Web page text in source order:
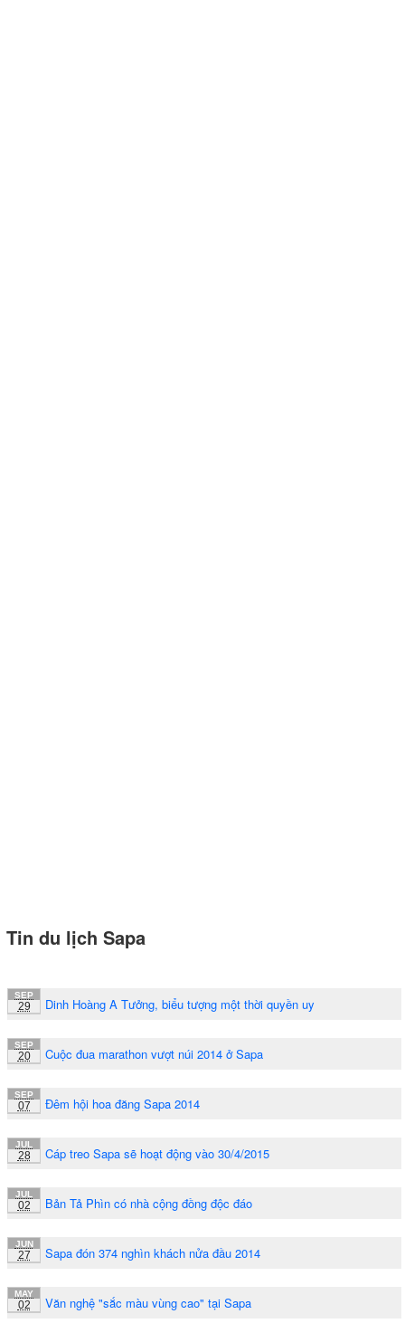
Tin du lịch Sapa
SEP
29 Dinh Hoàng A Tưởng, biểu tượng một thời quyền uy
SEP
20 Cuộc đua marathon vượt núi 2014 ở Sapa
SEP
07 Đêm hội hoa đăng Sapa 2014
JUL
28 Cáp treo Sapa sẽ hoạt động vào 30/4/2015
JUL
02 Bản Tả Phìn có nhà cộng đồng độc đáo
JUN
27 Sapa đón 374 nghìn khách nửa đầu 2014
MAY
02 Văn nghệ "sắc màu vùng cao" tại Sapa